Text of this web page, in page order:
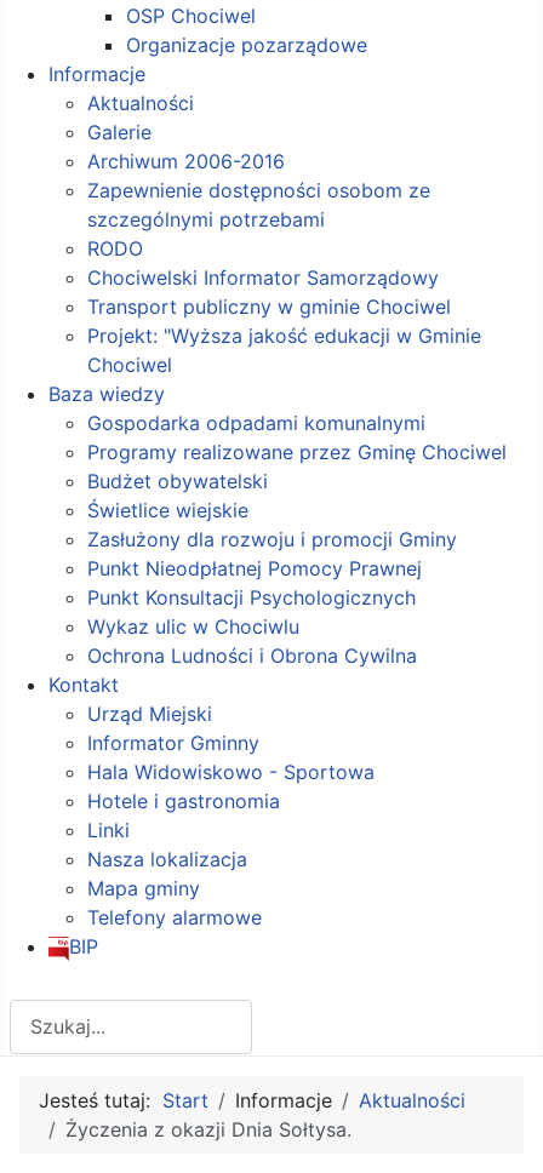
OSP Chociwel
Organizacje pozarządowe
Informacje
Aktualności
Galerie
Archiwum 2006-2016
Zapewnienie dostępności osobom ze
szczególnymi potrzebami
RODO
Chociwelski Informator Samorządowy
Transport publiczny w gminie Chociwel
Projekt: "Wyższa jakość edukacji w Gminie
Chociwel
Baza wiedzy
Gospodarka odpadami komunalnymi
Programy realizowane przez Gminę Chociwel
Budżet obywatelski
Świetlice wiejskie
Zasłużony dla rozwoju i promocji Gminy
Punkt Nieodpłatnej Pomocy Prawnej
Punkt Konsultacji Psychologicznych
Wykaz ulic w Chociwlu
Ochrona Ludności i Obrona Cywilna
Kontakt
Urząd Miejski
Informator Gminny
Hala Widowiskowo - Sportowa
Hotele i gastronomia
Linki
Nasza lokalizacja
Mapa gminy
Telefony alarmowe
BIP
Jesteś tutaj: Start Informacje
Aktualności
Życzenia z okazji Dnia Sołtysa.